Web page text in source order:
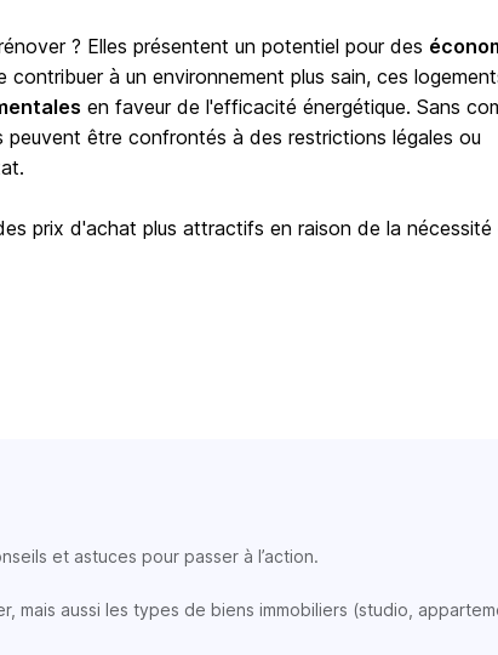
? Elles présentent un potentiel pour des
à un environnement plus sain, ces
en faveur de l'efficacité énergétique. Sans
peuvent être confrontés à des restrictions légales ou
prix d'achat plus attractifs en raison de la nécessité
et astuces pour passer à l’action.
mais aussi les types de biens immobiliers (studio,